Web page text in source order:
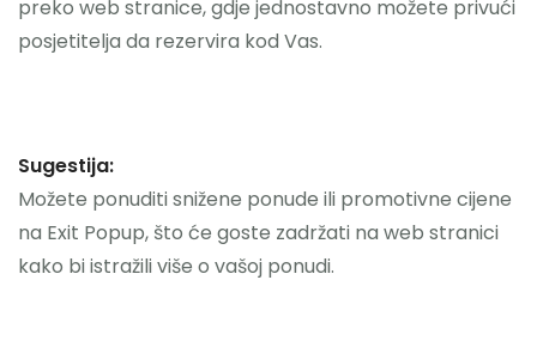
preko web stranice, gdje jednostavno možete privući
posjetitelja da rezervira kod Vas.
Sugestija:
Možete ponuditi snižene ponude ili promotivne cijene
na Exit Popup, što će goste zadržati na web stranici
kako bi istražili više o vašoj ponudi.